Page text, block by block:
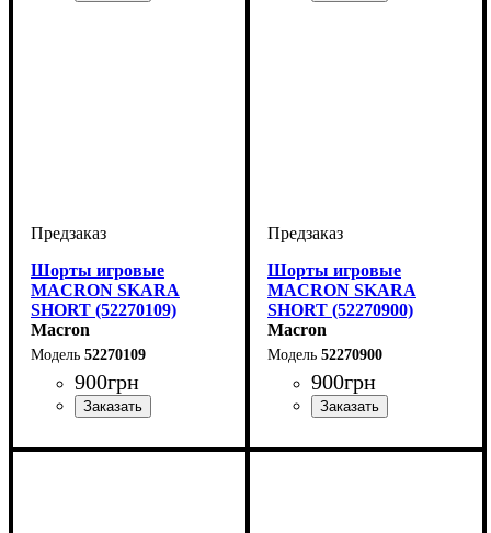
Шорты игровые
MACRON SKARA
SHORT (52270109)
Macron
52270109
900грн
Шорты игровые
MACRON SKARA
SHORT (52270900)
Macron
52270900
900грн